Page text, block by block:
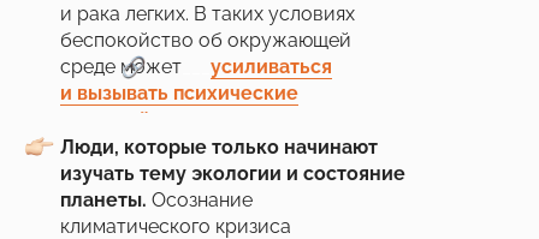
и рака легких. В таких условиях
беспокойство об окружающей
среде может
усиливаться
и вызывать психические
расстройства
Люди, которые только начинают
изучать тему экологии и состояние
планеты. Осознание
климатического кризиса